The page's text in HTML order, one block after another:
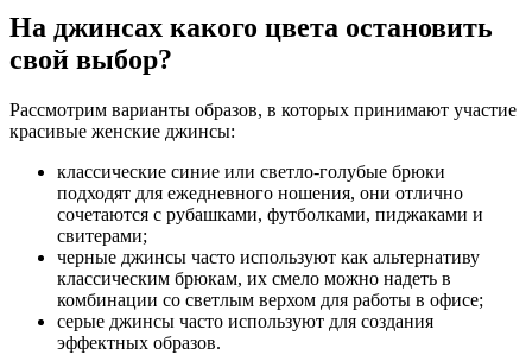
На джинсах какого цвета остановить
свой выбор?
Рассмотрим варианты образов, в которых принимают участие
красивые женские джинсы:
классические синие или светло-голубые брюки
подходят для ежедневного ношения, они отлично
сочетаются с рубашками, футболками, пиджаками и
свитерами;
черные джинсы часто используют как альтернативу
классическим брюкам, их смело можно надеть в
комбинации со светлым верхом для работы в офисе;
серые джинсы часто используют для создания
эффектных образов.